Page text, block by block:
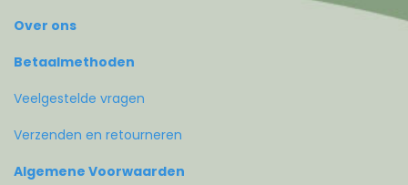
Over ons
Betaalmethoden
Veelgestelde vragen
Verzenden en retourneren
Algemene Voorwaarden